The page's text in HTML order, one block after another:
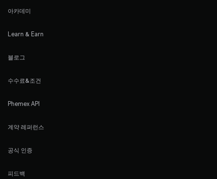
아카데미
Learn & Earn
블로그
수수료&조건
Phemex API
계약 레퍼런스
공식 인증
피드백